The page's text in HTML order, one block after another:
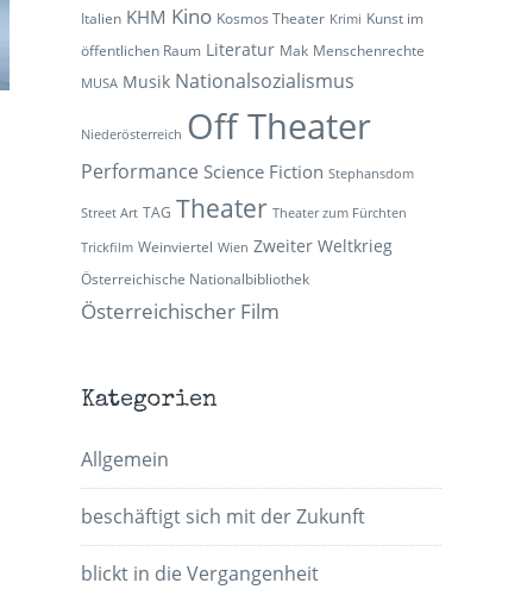
Italien KHM Kino Kosmos Theater Krimi Kunst im
öffentlichen Raum Literatur Mak Menschenrechte
MUSA Musik Nationalsozialismus
Niederösterreich Off Theater
Performance Science Fiction Stephansdom
Street Art TAG Theater Theater zum Fürchten
Trickfilm Weinviertel Wien Zweiter Weltkrieg
Österreichische Nationalbibliothek
Österreichischer Film
Kategorien
Allgemein
beschäftigt sich mit der Zukunft
blickt in die Vergangenheit